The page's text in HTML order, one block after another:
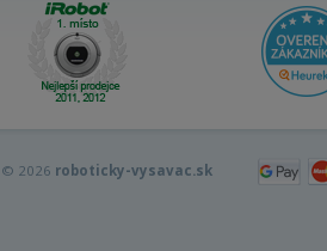
© 2026 roboticky-vysavac.sk